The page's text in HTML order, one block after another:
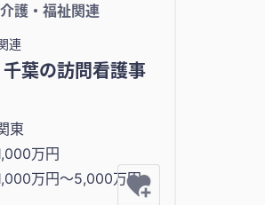
護・福祉関連
連
千葉の訪問看護事
東
万円
万円〜5,000万円